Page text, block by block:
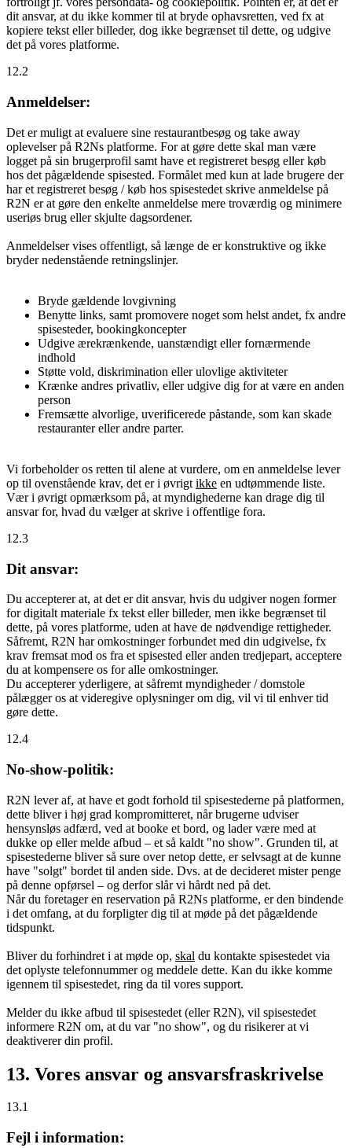
dit ansvar, at du ikke kommer til at bryde ophavsretten, ved fx at
kopiere tekst eller billeder, dog ikke begrænset til dette, og udgive
det på vores platforme.
12.2
Anmeldelser:
Det er muligt at evaluere sine restaurantbesøg og take away
oplevelser på R2Ns platforme. For at gøre dette skal man være
logget på sin brugerprofil samt have et registreret besøg eller køb
hos det pågældende spisested. Formålet med kun at lade brugere der
har et registreret besøg / køb hos spisestedet skrive anmeldelse på
R2N er at gøre den enkelte anmeldelse mere troværdig og minimere
useriøs brug eller skjulte dagsordener.
Anmeldelser vises offentligt, så længe de er konstruktive og ikke
bryder nedenstående retningslinjer.
Bryde gældende lovgivning
Benytte links, samt promovere noget som helst andet, fx andre
spisesteder, bookingkoncepter
Udgive ærekrænkende, uanstændigt eller fornærmende
indhold
Støtte vold, diskrimination eller ulovlige aktiviteter
Krænke andres privatliv, eller udgive dig for at være en anden
person
Fremsætte alvorlige, uverificerede påstande, som kan skade
restauranter eller andre parter.
Vi forbeholder os retten til alene at vurdere, om en anmeldelse lever
op til ovenstående krav, det er i øvrigt ikke en udtømmende liste.
Vær i øvrigt opmærksom på, at myndighederne kan drage dig til
ansvar for, hvad du vælger at skrive i offentlige fora.
12.3
Dit ansvar:
Du accepterer at, at det er dit ansvar, hvis du udgiver nogen former
for digitalt materiale fx tekst eller billeder, men ikke begrænset til
dette, på vores platforme, uden at have de nødvendige rettigheder.
Såfremt, R2N har omkostninger forbundet med din udgivelse, fx
krav fremsat mod os fra et spisested eller anden tredjepart, acceptere
du at kompensere os for alle omkostninger.
Du accepterer yderligere, at såfremt myndigheder / domstole
pålægger os at videregive oplysninger om dig, vil vi til enhver tid
gøre dette.
12.4
No-show-politik:
R2N lever af, at have et godt forhold til spisestederne på platformen,
dette bliver i høj grad kompromitteret, når brugerne udviser
hensynsløs adfærd, ved at booke et bord, og lader være med at
dukke op eller melde afbud – et så kaldt "no show". Grunden til, at
spisestederne bliver så sure over netop dette, er selvsagt at de kunne
have "solgt" bordet til anden side. Dvs. at de decideret mister penge
på denne opførsel – og derfor slår vi hårdt ned på det.
Når du foretager en reservation på R2Ns platforme, er den bindende
i det omfang, at du forpligter dig til at møde på det pågældende
tidspunkt.
Bliver du forhindret i at møde op, skal du kontakte spisestedet via
det oplyste telefonnummer og meddele dette. Kan du ikke komme
igennem til spisestedet, ring da til vores support.
Melder du ikke afbud til spisestedet (eller R2N), vil spisestedet
informere R2N om, at du var "no show", og du risikerer at vi
deaktiverer din profil.
13. Vores ansvar og ansvarsfraskrivelse
13.1
Fejl i information: